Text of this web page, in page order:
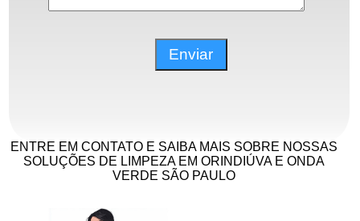
ENTRE EM CONTATO E SAIBA MAIS SOBRE NOSSAS
SOLUÇÕES DE LIMPEZA EM ORINDIÚVA E ONDA
VERDE SÃO PAULO